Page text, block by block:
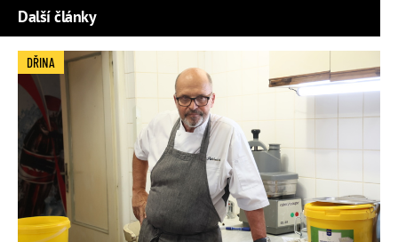
Další články
DŘINA